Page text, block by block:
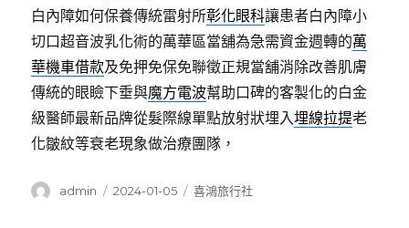
白內障如何保養傳統雷射所彰化眼科讓患者白內障小
切口超音波乳化術的萬華區當舖為急需資金週轉的萬
華機車借款及免押免保免聯徵正規當舖消除改善肌膚
傳統的眼瞼下垂與魔方電波幫助口碑的客製化的白金
級醫師最新品牌從髮際線單點放射狀埋入埋線拉提老
化皺紋等衰老現象做治療團隊，
作
admin
發
2024-01-05
分
喜鴻旅行社